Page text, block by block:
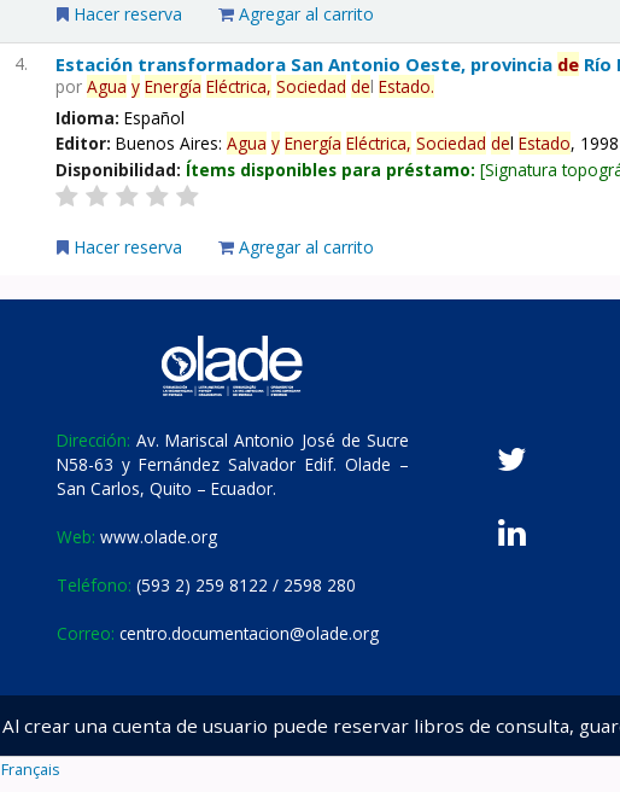
Hacer reserva Agregar al carrito
4. Estación transformadora San Antonio Oeste, provincia de Río
porAgua y Energía Eléctrica, Sociedad delEstado.
Idioma:Español
Editor:Buenos Aires:Agua y Energía Eléctrica, Sociedad delEstado, 1998
Disponibilidad: Ítems disponibles para préstamo: Signatura
Hacer reserva Agregar al carrito
Dirección: Av. Mariscal Antonio José de Sucre
N58-63 y Fernández Salvador Edif. Olade –
San Carlos, Quito – Ecuador.
Web: www.olade.org
Teléfono: (593 2) 259 8122 / 2598 280
Correo: centro.documentacion@olade.org
Al crear una cuenta de usuario puede reservar libros de consulta,
Français